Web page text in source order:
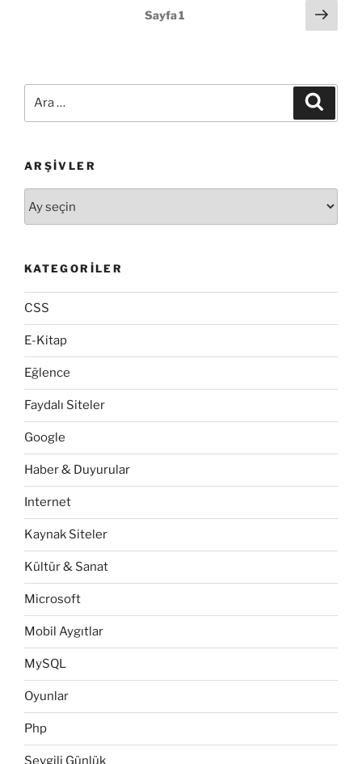
Sayfa1
ARŞIVLER
KATEGORILER
CSS
E-Kitap
Eğlence
Faydalı Siteler
Google
Haber & Duyurular
Internet
Kaynak Siteler
Kültür & Sanat
Microsoft
Mobil Aygıtlar
MySQL
Oyunlar
Php
Sevgili Günlük